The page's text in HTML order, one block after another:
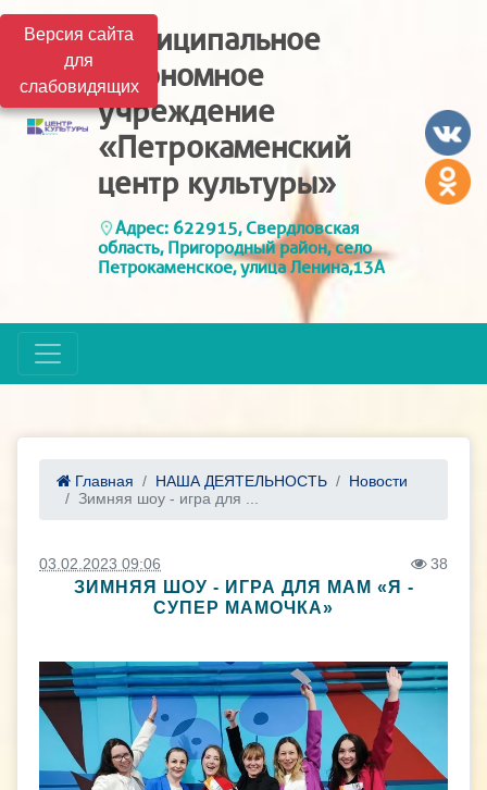
Версия сайта
для
слабовидящих
Муниципальное
автономное
учреждение
«Петрокаменский
центр культуры»
Адрес: 622915, Свердловская
область, Пригородный район, село
Петрокаменское, улица Ленина,13А
Главная НАША ДЕЯТЕЛЬНОСТЬ
Новости
Зимняя шоу - игра для ...
03.02.2023 09:06 38
ЗИМНЯЯ ШОУ - ИГРА ДЛЯ МАМ «Я -
СУПЕР МАМОЧКА»